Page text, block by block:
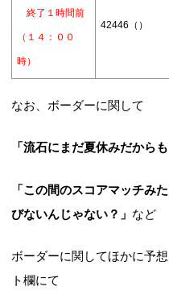
終了１時間前
（１４：００
時）
42446（）
なお、ボーダーに関して
「流石にまだ夏休みだから
「この間のスコアマッチみ
びないんじゃない？」 など
ボーダーに関してほかに予
ト欄にて